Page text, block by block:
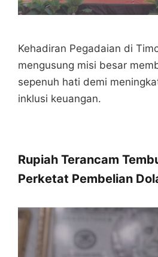
Kehadiran Pegadaian di
mengusung misi besar
sepenuh hati demi
inklusi keuangan.
Rupiah Terancam
Perketat Pembelian